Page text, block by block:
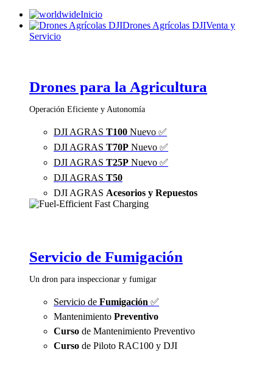
Inicio
Drones Agrícolas DJIVenta y
Servicio
Drones para la Agricultura
Operación Eficiente y Autonomía
DJI AGRAS T100 Nuevo ✅
DJI AGRAS T70P Nuevo ✅
DJI AGRAS T25P Nuevo ✅
DJI AGRAS T50
DJI AGRAS Acesorios y Repuestos
Servicio de Fumigación
Un dron para inspeccionar y fumigar
Servicio de Fumigación ✅
Mantenimiento Preventivo
Curso de Mantenimiento Preventivo
Curso de Piloto RAC100 y DJI